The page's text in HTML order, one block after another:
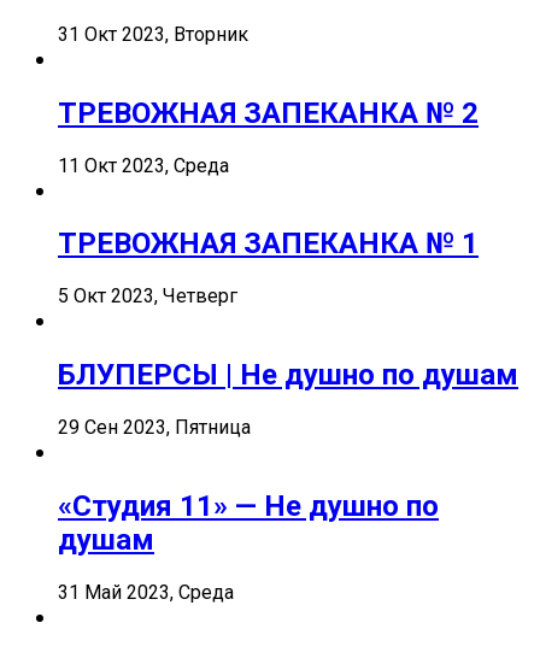
31 Окт 2023, Вторник
ТРЕВОЖНАЯ ЗАПЕКАНКА № 2
11 Окт 2023, Среда
ТРЕВОЖНАЯ ЗАПЕКАНКА № 1
5 Окт 2023, Четверг
БЛУПЕРСЫ | Не душно по душам
29 Сен 2023, Пятница
«Студия 11» — Не душно по
душам
31 Май 2023, Среда